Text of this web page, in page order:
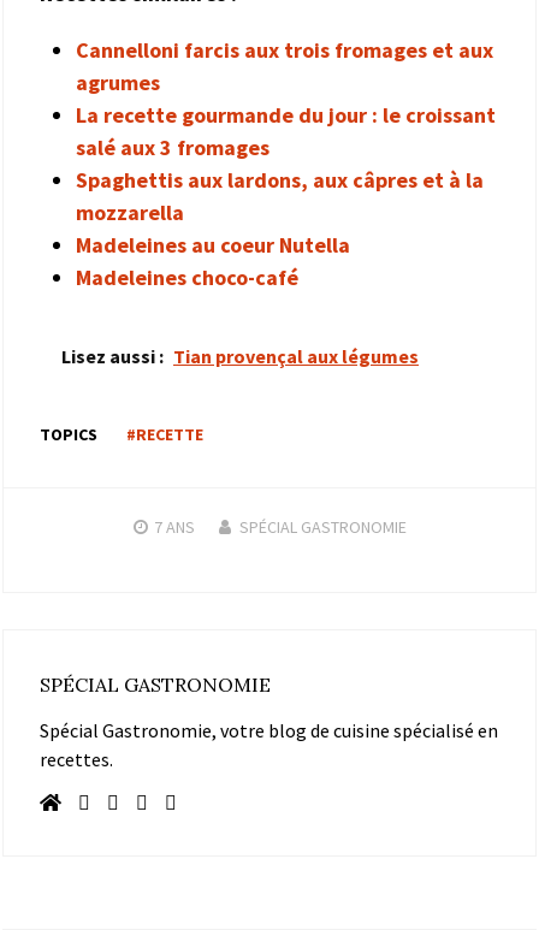
Cannelloni farcis aux trois fromages et aux
agrumes
La recette gourmande du jour : le croissant
salé aux 3 fromages
Spaghettis aux lardons, aux câpres et à la
mozzarella
Madeleines au coeur Nutella
Madeleines choco-café
Lisez aussi : Tian provençal aux légumes
TOPICS #RECETTE
7 ANS SPÉCIAL GASTRONOMIE
SPÉCIAL GASTRONOMIE
Spécial Gastronomie, votre blog de cuisine spécialisé en
recettes.